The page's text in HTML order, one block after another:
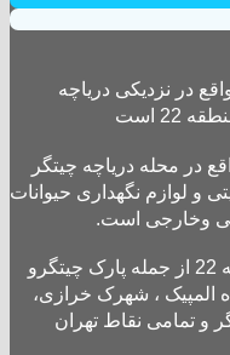
شاپ نینی پت پت شاپ منطقه 22 واقع در نزدیکی دریاچه
است
در محله دریاچه چیتگر
و لوازم نگهداری حیوانات
وخارجی است.
پت شاپ نینی پت به تمامی نقاط منطقه 22 از جمله پارک چیتگرو
المپیک ، شهرک خرازی،
و تمامی نقاط تهران